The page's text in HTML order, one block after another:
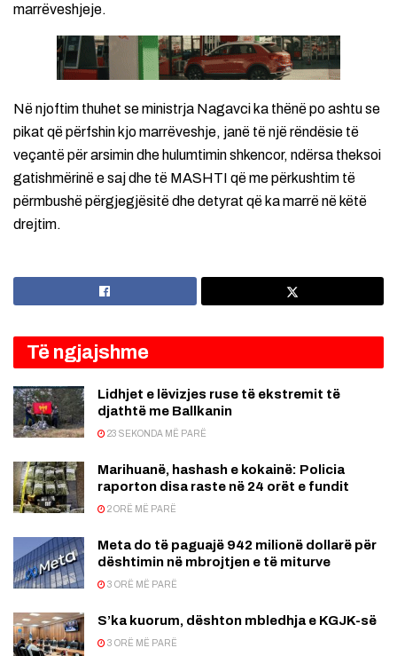
marrëveshjeje.
Në njoftim thuhet se ministrja Nagavci ka thënë po ashtu se
pikat që përfshin kjo marrëveshje, janë të një rëndësie të
veçantë për arsimin dhe hulumtimin shkencor, ndërsa theksoi
gatishmërinë e saj dhe të MASHTI që me përkushtim të
përmbushë përgjegjësitë dhe detyrat që ka marrë në këtë
drejtim.
Të ngjajshme
Lidhjet e lëvizjes ruse të ekstremit të
djathtë me Ballkanin
23 SEKONDA MË PARË
Marihuanë, hashash e kokainë: Policia
raporton disa raste në 24 orët e fundit
2 ORË MË PARË
Meta do të paguajë 942 milionë dollarë për
dështimin në mbrojtjen e të miturve
3 ORË MË PARË
S’ka kuorum, dështon mbledhja e KGJK-së
3 ORË MË PARË